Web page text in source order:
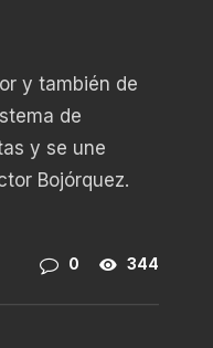
y también de
de
y se une
Bojórquez.
0 344